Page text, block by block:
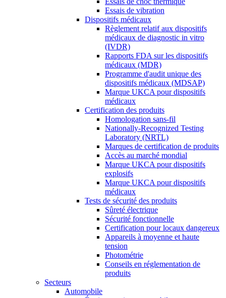
Essais de vibration
Dispositifs médicaux
Règlement relatif aux dispositifs
médicaux de diagnostic in vitro
(IVDR)
Rapports FDA sur les dispositifs
médicaux (MDR)
Programme d'audit unique des
dispositifs médicaux (MDSAP)
Marque UKCA pour dispositifs
médicaux
Certification des produits
Homologation sans-fil
Nationally-Recognized Testing
Laboratory (NRTL)
Marques de certification de produits
Accès au marché mondial
Marque UKCA pour dispositifs
explosifs
Marque UKCA pour dispositifs
médicaux
Tests de sécurité des produits
Sûreté électrique
Sécurité fonctionnelle
Certification pour locaux dangereux
Appareils à moyenne et haute
tension
Photométrie
Conseils en réglementation de
produits
Secteurs
Automobile